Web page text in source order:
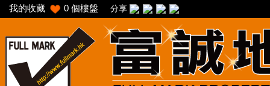
我的收藏 0 個樓盤 分享